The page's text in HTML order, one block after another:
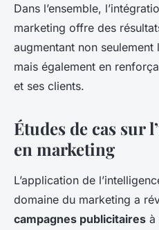
Dans l’ensemble,
marketing offre des
augmentant non seulement
mais également en
et ses clients.
Études de cas sur
en marketing
L’application de
domaine du marketing a
campagnes publicitaires à